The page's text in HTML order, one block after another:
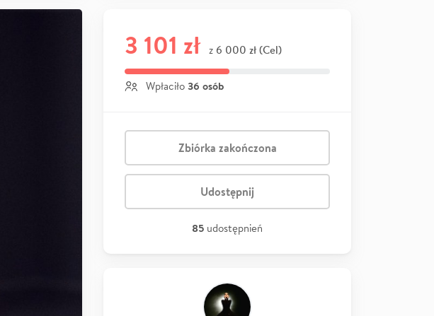
3 101 zł z 6 000 zł (Cel)
Wpłaciło 36 osób
Zbiórka zakończona
Udostępnij
85 udostępnień